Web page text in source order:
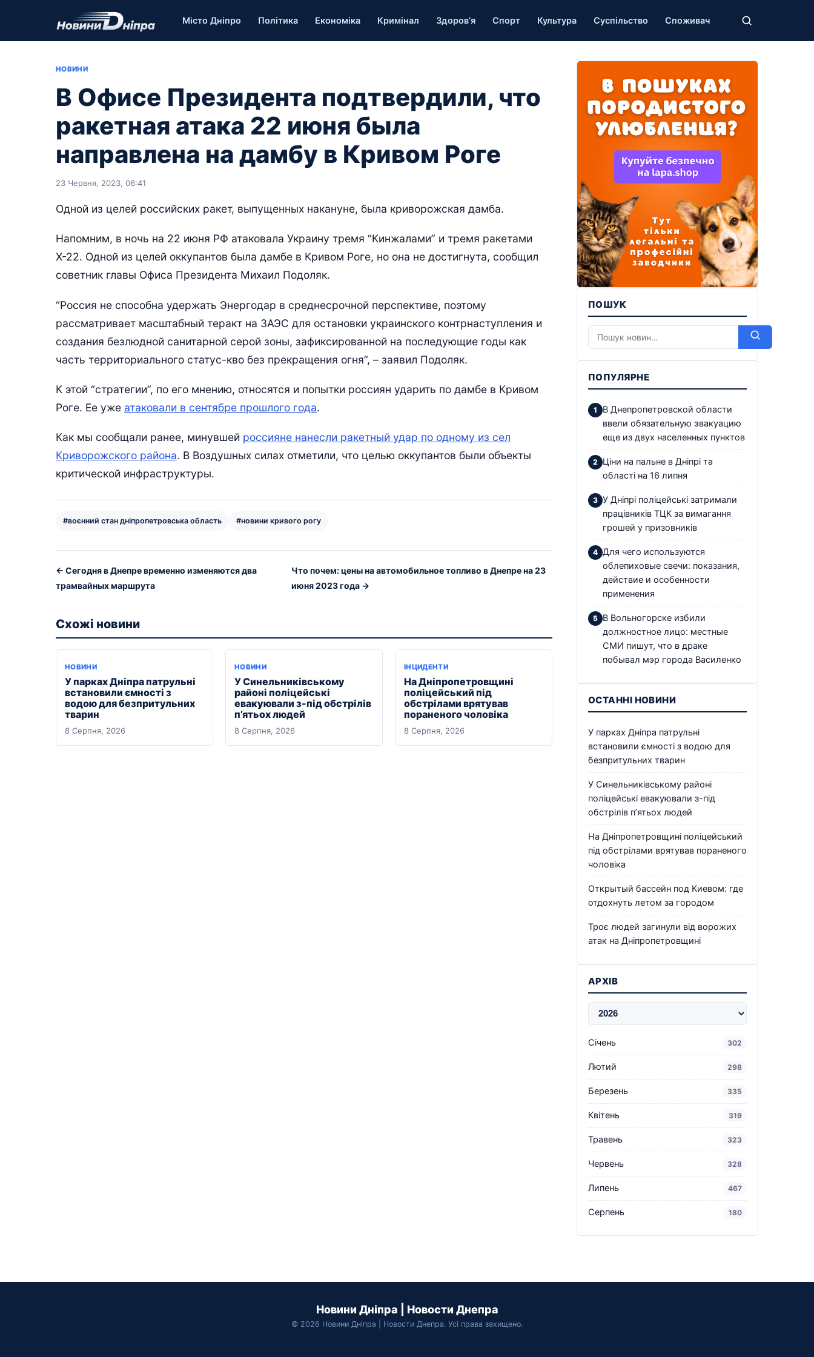
Місто Дніпро Політика Економіка Кримінал Здоров’я Спорт Культура Суспільство Споживач
НОВИНИ
В Офисе Президента подтвердили, что
ракетная атака 22 июня была
направлена на дамбу в Кривом Роге
23 Червня, 2023, 06:41
Одной из целей российских ракет, выпущенных накануне, была криворожская дамба.
Напомним, в ночь на 22 июня РФ атаковала Украину тремя “Кинжалами” и тремя ракетами
Х-22. Одной из целей оккупантов была дамбе в Кривом Роге, но она не достигнута, сообщил
советник главы Офиса Президента Михаил Подоляк.
“Россия не способна удержать Энергодар в среднесрочной перспективе, поэтому
рассматривает масштабный теракт на ЗАЭС для остановки украинского контрнаступления и
создания безлюдной санитарной серой зоны, зафиксированной на последующие годы как
часть территориального статус-кво без прекращения огня”, – заявил Подоляк.
К этой “стратегии”, по его мнению, относятся и попытки россиян ударить по дамбе в Кривом
Роге. Ее уже атаковали в сентябре прошлого года.
Как мы сообщали ранее, минувшей россияне нанесли ракетный удар по одному из сел
Криворожского района. В Воздушных силах отметили, что целью оккупантов были объекты
критической инфраструктуры.
#воєнний стан дніпропетровська область #новини кривого рогу
← Сегодня в Днепре временно изменяются два
трамвайных маршрута
Что почем: цены на автомобильное топливо в Днепре на 23
июня 2023 года →
Схожі новини
НОВИНИ
У парках Дніпра патрульні
встановили ємності з
водою для безпритульних
тварин
8 Серпня, 2026
НОВИНИ
У Синельниківському
районі поліцейські
евакуювали з-під обстрілів
п’ятьох людей
8 Серпня, 2026
ІНЦИДЕНТИ
На Дніпропетровщині
поліцейський під
обстрілами врятував
пораненого чоловіка
8 Серпня, 2026
ПОШУК
ПОПУЛЯРНЕ
В Днепропетровской области
ввели обязательную эвакуацию
еще из двух населенных пунктов
Ціни на пальне в Дніпрі та
області на 16 липня
У Дніпрі поліцейські затримали
працівників ТЦК за вимагання
грошей у призовників
Для чего используются
облепиховые свечи: показания,
действие и особенности
применения
В Вольногорске избили
должностное лицо: местные
СМИ пишут, что в драке
побывал мэр города Василенко
ОСТАННІ НОВИНИ
У парках Дніпра патрульні
встановили ємності з водою для
безпритульних тварин
У Синельниківському районі
поліцейські евакуювали з-під
обстрілів п’ятьох людей
На Дніпропетровщині поліцейський
під обстрілами врятував пораненого
чоловіка
Открытый бассейн под Киевом: где
отдохнуть летом за городом
Троє людей загинули від ворожих
атак на Дніпропетровщині
АРХІВ
Січень 302
Лютий 298
Березень 335
Квітень 319
Травень 323
Червень 328
Липень 467
Серпень 180
Новини Дніпра | Новости Днепра
© 2026 Новини Дніпра | Новости Днепра. Усі права захищено.